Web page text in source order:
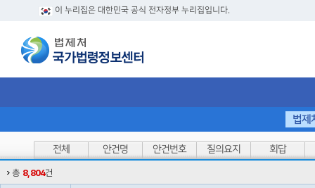
이 누리집은 대한민국 공식 전자정부 누리집입니다.
법제
전체 안건명 안건번호 질의요지 회답
총 8,804건